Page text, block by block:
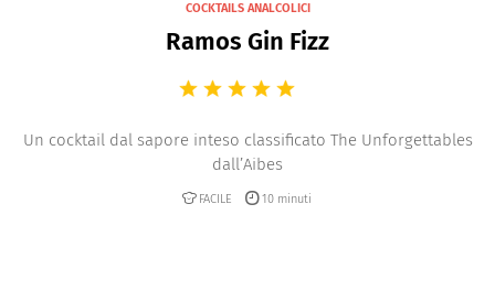
COCKTAILS ANALCOLICI
Ramos Gin Fizz
Un cocktail dal sapore inteso classificato The Unforgettables
dall’Aibes
FACILE 10 minuti